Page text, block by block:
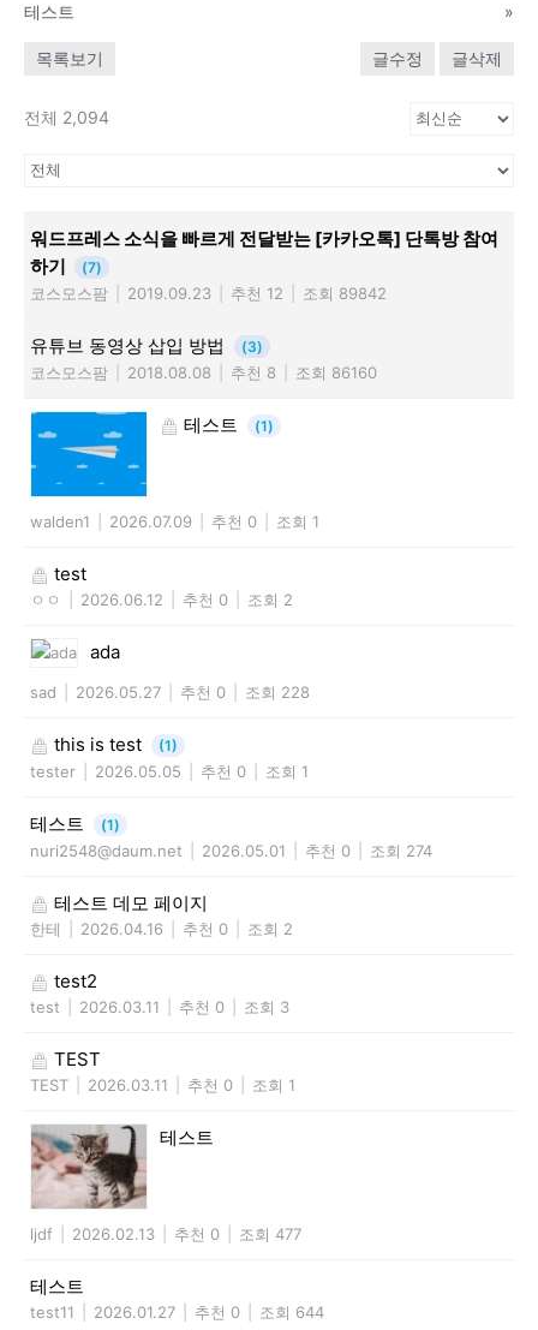
테스트
»
목록보기 글수정 글삭제
전체 2,094
워드프레스 소식을 빠르게 전달받는 [카카오톡] 단톡방 참여
하기
(7)
코스모스팜 2019.09.23 추천 12 조회 89842
유튜브 동영상 삽입 방법 (3)
코스모스팜 2018.08.08 추천 8 조회 86160
테스트 (1)
walden1 2026.07.09 추천 0 조회 1
test
ㅇㅇ 2026.06.12 추천 0 조회 2
ada
sad 2026.05.27 추천 0 조회 228
this is test (1)
tester 2026.05.05 추천 0 조회 1
테스트 (1)
nuri2548@daum.net 2026.05.01 추천 0 조회 274
테스트 데모 페이지
한테 2026.04.16 추천 0 조회 2
test2
test 2026.03.11 추천 0 조회 3
TEST
TEST 2026.03.11 추천 0 조회 1
테스트
ljdf 2026.02.13 추천 0 조회 477
테스트
test11 2026.01.27 추천 0 조회 644